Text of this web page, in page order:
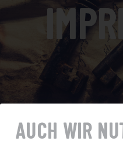
AUCH WIR